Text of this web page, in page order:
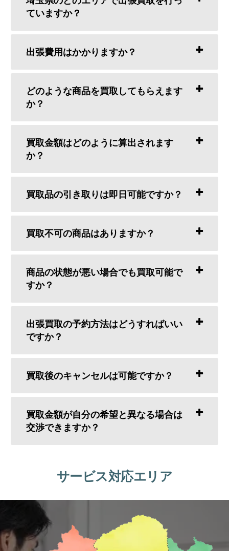
ていますか？
出張費用はかかりますか？
どのような商品を買取してもらえます
か？
買取金額はどのように算出されます
か？
買取品の引き取りは即日可能ですか？
買取不可の商品はありますか？
商品の状態が悪い場合でも買取可能で
すか？
出張買取の予約方法はどうすればいい
ですか？
買取後のキャンセルは可能ですか？
買取金額が自分の希望と異なる場合は
交渉できますか？
サービス対応エリア